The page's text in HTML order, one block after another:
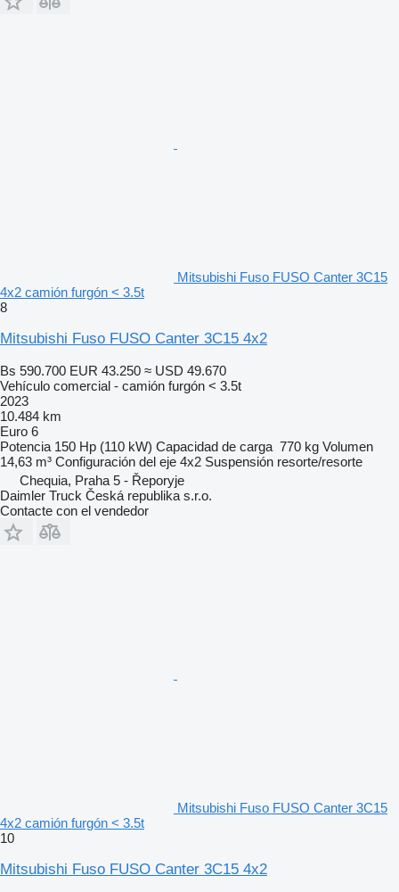
Mitsubishi Fuso FUSO Canter 3C15
4x2 camión furgón < 3.5t
8
Mitsubishi Fuso FUSO Canter 3C15 4x2
Bs 590.700 EUR 43.250 ≈ USD 49.670
Vehículo comercial - camión furgón < 3.5t
2023
10.484 km
Euro 6
Potencia 150 Hp (110 kW) Capacidad de carga 770 kg Volumen
14,63 m³ Configuración del eje 4x2 Suspensión resorte/resorte
Chequia, Praha 5 - Řeporyje
Daimler Truck Česká republika s.r.o.
Contacte con el vendedor
Mitsubishi Fuso FUSO Canter 3C15
4x2 camión furgón < 3.5t
10
Mitsubishi Fuso FUSO Canter 3C15 4x2